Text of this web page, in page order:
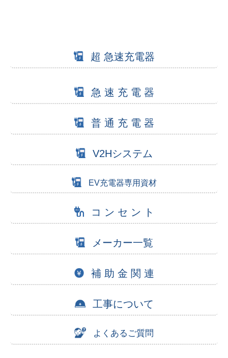
超 急速充電器
急 速 充 電 器
普 通 充 電 器
V2Hシステム
EV充電器専用資材
コ ン セ ン ト
メーカー一覧
補 助 金 関 連
工事について
よくあるご質問